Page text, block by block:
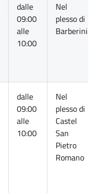
dalle
09:00
alle
10:00
Nel
plesso di
Barberini
dalle
09:00
alle
10:00
Nel
plesso di
Castel
San
Pietro
Romano